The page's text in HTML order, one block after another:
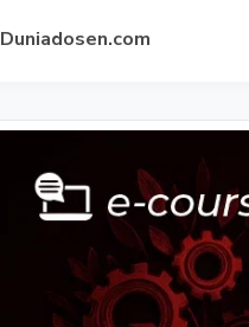
Duniadosen.com